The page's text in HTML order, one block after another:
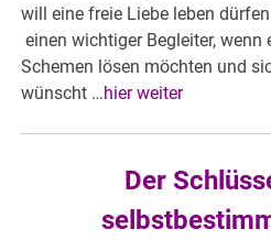
will eine freie Liebe leben
einen wichtiger Begleiter, wenn
Schemen lösen möchten und
wünscht …hier weiter
Der